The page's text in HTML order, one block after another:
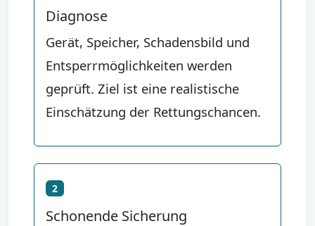
Diagnose
Gerät, Speicher, Schadensbild und
Entsperrmöglichkeiten werden
geprüft. Ziel ist eine realistische
Einschätzung der Rettungschancen.
2
Schonende Sicherung